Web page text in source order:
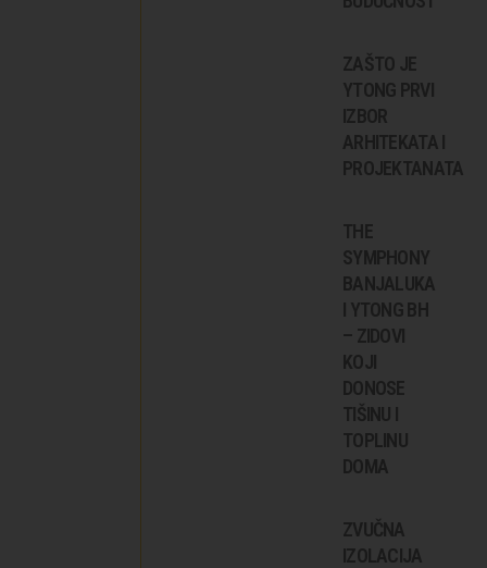
ZAŠTO JE
YTONG PRVI
IZBOR
ARHITEKATA I
PROJEKTANATA
THE
SYMPHONY
BANJALUKA
I YTONG BH
– ZIDOVI
KOJI
DONOSE
TIŠINU I
TOPLINU
DOMA
ZVUČNA
IZOLACIJA